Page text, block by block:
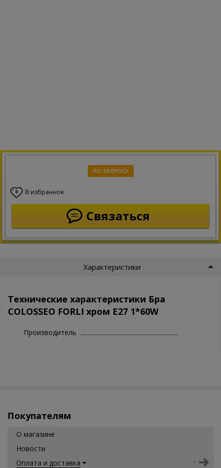
ПО ЗАПРОСУ
0 В избранное
Связаться
Характеристики
Технические характеристики Бра
COLOSSEO FORLI хром E27 1*60W
Производитель
Покупателям
О магазине
Новости
Оплата и доставка